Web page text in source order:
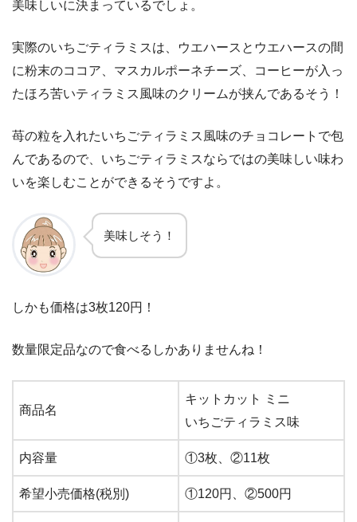
美味しいに決まっているでしょ。
実際のいちごティラミスは、ウエハースとウエハースの間
に粉末のココア、マスカルポーネチーズ、コーヒーが入っ
たほろ苦いティラミス風味のクリームが挟んであるそう！
苺の粒を入れたいちごティラミス風味のチョコレートで包
んであるので、いちごティラミスならではの美味しい味わ
いを楽しむことができるそうですよ。
美味しそう！
しかも価格は3枚120円！
数量限定品なので食べるしかありませんね！
商品名
キットカット ミニ
いちごティラミス味
内容量 ①3枚、②11枚
希望小売価格(税別) ①120円、②500円